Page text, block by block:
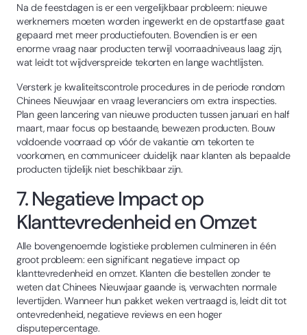
Na de feestdagen is er een vergelijkbaar probleem: nieuwe
werknemers moeten worden ingewerkt en de opstartfase gaat
gepaard met meer productiefouten. Bovendien is er een
enorme vraag naar producten terwijl voorraadniveaus laag zijn,
wat leidt tot wijdverspreide tekorten en lange wachtlijsten.
Versterk je kwaliteitscontrole procedures in de periode rondom
Chinees Nieuwjaar en vraag leveranciers om extra inspecties.
Plan geen lancering van nieuwe producten tussen januari en half
maart, maar focus op bestaande, bewezen producten. Bouw
voldoende voorraad op vóór de vakantie om tekorten te
voorkomen, en communiceer duidelijk naar klanten als bepaalde
producten tijdelijk niet beschikbaar zijn.
7. Negatieve Impact op
Klanttevredenheid en Omzet
Alle bovengenoemde logistieke problemen culmineren in één
groot probleem: een significant negatieve impact op
klanttevredenheid en omzet. Klanten die bestellen zonder te
weten dat Chinees Nieuwjaar gaande is, verwachten normale
levertijden. Wanneer hun pakket weken vertraagd is, leidt dit tot
ontevredenheid, negatieve reviews en een hoger
disputepercentage.